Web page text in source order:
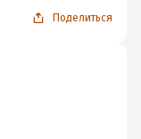
спасениемПоделиться